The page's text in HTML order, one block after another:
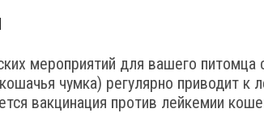
мероприятий для вашего питомца
чумка) регулярно приводит
вакцинация против лейкемии